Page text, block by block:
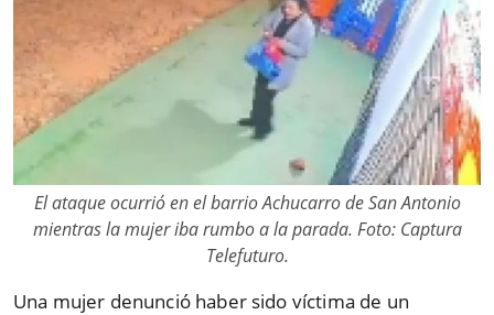
El ataque ocurrió en el barrio Achucarro de San Antonio
mientras la mujer iba rumbo a la parada. Foto: Captura
Telefuturo.
Una mujer denunció haber sido víctima de un